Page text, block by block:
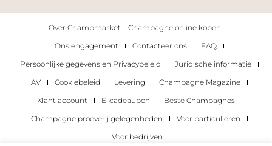
Over Champmarket – Champagne online kopen
Ons engagement
Contacteer ons
FAQ
Persoonlijke gegevens en Privacybeleid
Juridische informatie
AV
Cookiebeleid Levering
Champagne Magazine
Klant account
E-cadeaubon
Beste Champagnes
Champagne proeverij gelegenheden
Voor particulieren
Voor bedrijven